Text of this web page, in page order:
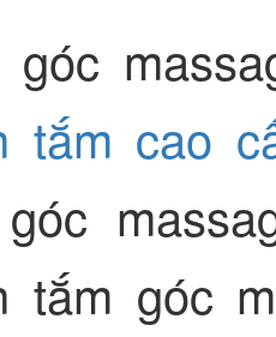
góc
tắm cao
tắm góc